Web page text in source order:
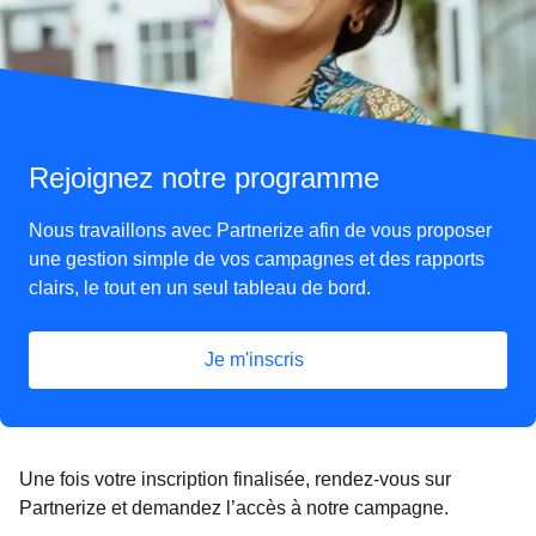
Rejoignez notre programme
Nous travaillons avec Partnerize afin de vous proposer
une gestion simple de vos campagnes et des rapports
clairs, le tout en un seul tableau de bord.
Je m'inscris
(Ouvre un nouvel onglet
Une fois votre inscription finalisée, rendez-vous sur
Partnerize et demandez l’accès à notre campagne.